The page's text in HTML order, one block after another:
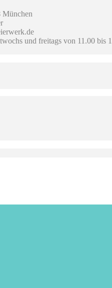
München
und freitags von 11.00 bis